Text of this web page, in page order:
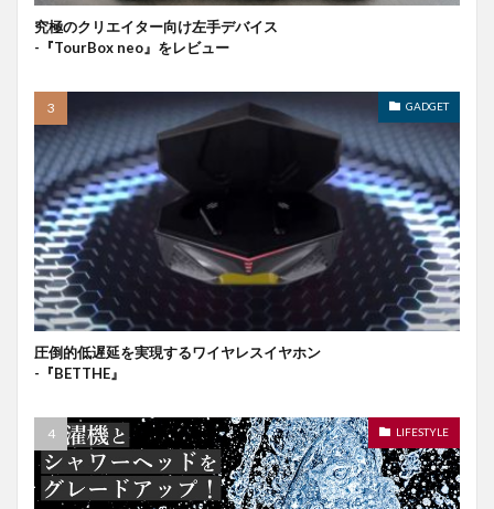
究極のクリエイター向け左手デバイス
-『TourBox neo』をレビュー
GADGET
圧倒的低遅延を実現するワイヤレスイヤホン
-『BETTHE』
LIFESTYLE